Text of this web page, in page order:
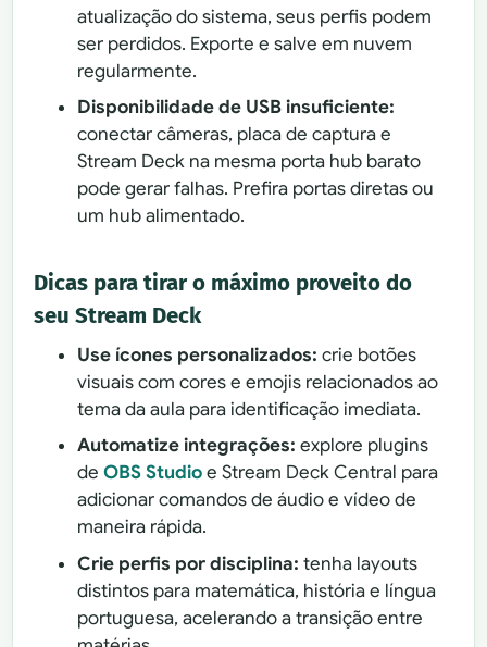
atualização do sistema, seus perfis podem
ser perdidos. Exporte e salve em nuvem
regularmente.
Disponibilidade de USB insuficiente:
conectar câmeras, placa de captura e
Stream Deck na mesma porta hub barato
pode gerar falhas. Prefira portas diretas ou
um hub alimentado.
Dicas para tirar o máximo proveito do
seu Stream Deck
Use ícones personalizados: crie botões
visuais com cores e emojis relacionados ao
tema da aula para identificação imediata.
Automatize integrações: explore plugins
deOBS Studioe Stream Deck Central para
adicionar comandos de áudio e vídeo de
maneira rápida.
Crie perfis por disciplina: tenha layouts
distintos para matemática, história e língua
portuguesa, acelerando a transição entre